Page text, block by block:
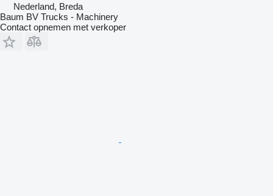
Nederland, Breda
Baum BV Trucks - Machinery
Contact opnemen met verkoper